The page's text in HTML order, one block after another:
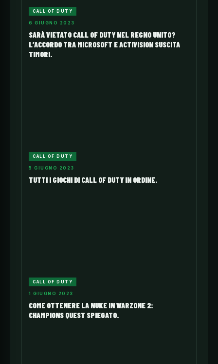
CALL OF DUTY
6 GIUGNO 2023
SARÀ VIETATO CALL OF DUTY NEL REGNO UNITO?
L’ACCORDO TRA MICROSOFT E ACTIVISION SUSCITA
TIMORI.
CALL OF DUTY
5 GIUGNO 2023
TUTTI I GIOCHI DI CALL OF DUTY IN ORDINE.
CALL OF DUTY
1 GIUGNO 2023
COME OTTENERE LA NUKE IN WARZONE 2:
CHAMPIONS QUEST SPIEGATO.